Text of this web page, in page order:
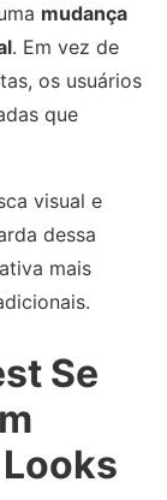
mudança
. Em vez de
os usuários
que
visual e
dessa
mais
Se